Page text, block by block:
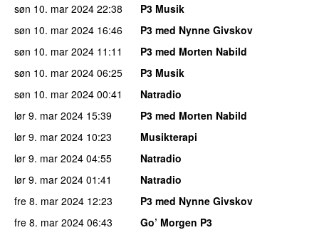
søn 10. mar 2024 22:38
P3 Musik
søn 10. mar 2024 16:46
P3 med Nynne Givskov
søn 10. mar 2024 11:11
P3 med Morten Nabild
søn 10. mar 2024 06:25
P3 Musik
søn 10. mar 2024 00:41
Natradio
lør 9. mar 2024 15:39
P3 med Morten Nabild
lør 9. mar 2024 10:23
Musikterapi
lør 9. mar 2024 04:55
Natradio
lør 9. mar 2024 01:41
Natradio
fre 8. mar 2024 12:23
P3 med Nynne Givskov
fre 8. mar 2024 06:43
Go’ Morgen P3